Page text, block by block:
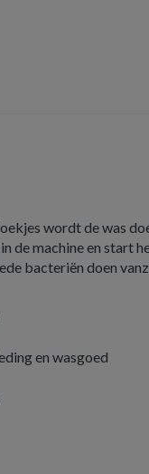
wordt de was
de machine en start
bacteriën doen
en wasgoed